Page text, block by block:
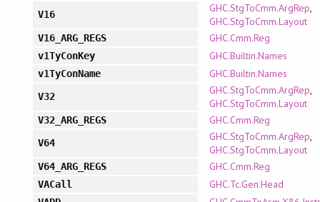
V16 GHC.StgToCmm.ArgRep,
GHC.StgToCmm.Layout
V16_ARG_REGS GHC.Cmm.Reg
v1TyConKey GHC.Builtin.Names
v1TyConName GHC.Builtin.Names
V32 GHC.StgToCmm.ArgRep,
GHC.StgToCmm.Layout
V32_ARG_REGS GHC.Cmm.Reg
V64 GHC.StgToCmm.ArgRep,
GHC.StgToCmm.Layout
V64_ARG_REGS GHC.Cmm.Reg
VACall GHC.Tc.Gen.Head